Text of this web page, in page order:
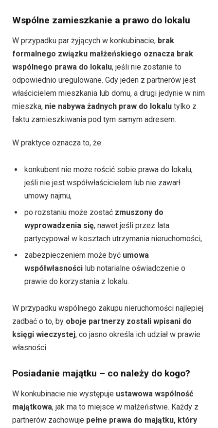
Wspólne zamieszkanie a prawo do lokalu
W przypadku par żyjących w konkubinacie, brak
formalnego związku małżeńskiego oznacza brak
wspólnego prawa do lokalu, jeśli nie zostanie to
odpowiednio uregulowane. Gdy jeden z partnerów jest
właścicielem mieszkania lub domu, a drugi jedynie w nim
mieszka, nie nabywa żadnych praw do lokalu tylko z
faktu zamieszkiwania pod tym samym adresem.
W praktyce oznacza to, że:
konkubent nie może rościć sobie prawa do lokalu,
jeśli nie jest współwłaścicielem lub nie zawarł
umowy najmu,
po rozstaniu może zostać zmuszony do
wyprowadzenia się, nawet jeśli przez lata
partycypował w kosztach utrzymania nieruchomości,
zabezpieczeniem może być umowa
współwłasności lub notarialne oświadczenie o
prawie do korzystania z lokalu.
W przypadku wspólnego zakupu nieruchomości najlepiej
zadbać o to, by oboje partnerzy zostali wpisani do
księgi wieczystej, co jasno określa ich udział w prawie
własności.
Posiadanie majątku – co należy do kogo?
W konkubinacie nie występuje ustawowa wspólność
majątkowa, jak ma to miejsce w małżeństwie. Każdy z
partnerów zachowuje pełne prawa do majątku, który